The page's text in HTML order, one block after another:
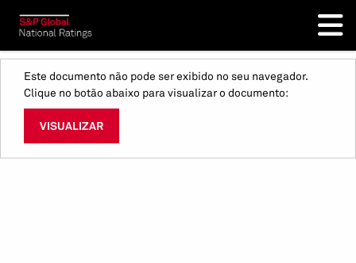
Este documento não pode ser exibido no seu navegador.
Clique no botão abaixo para visualizar o documento:
VISUALIZAR